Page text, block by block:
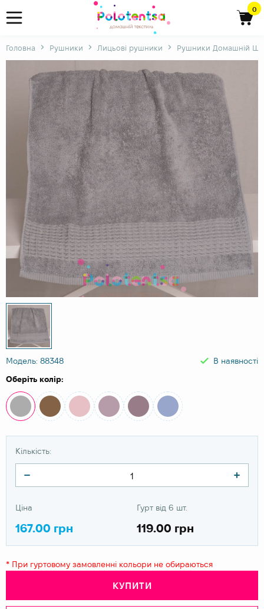
0
Головна Рушники Лицьові рушники Рушники Домашній
Модель: 88348
В наявності
Оберіть колір:
Кількість:
Ціна
167.00 грн
Гурт від 6 шт.
119.00 грн
* При гуртовому замовленні кольори не обираються
КУПИТИ